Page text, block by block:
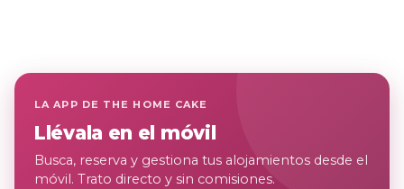
LA APP DE THE HOME CAKE
Llévala en el móvil
Busca, reserva y gestiona tus alojamientos desde el
móvil. Trato directo y sin comisiones.